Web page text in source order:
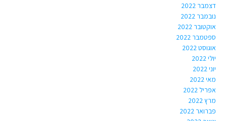
דצמבר 2022
נובמבר 2022
אוקטובר 2022
ספטמבר 2022
אוגוסט 2022
יולי 2022
יוני 2022
מאי 2022
אפריל 2022
מרץ 2022
פברואר 2022